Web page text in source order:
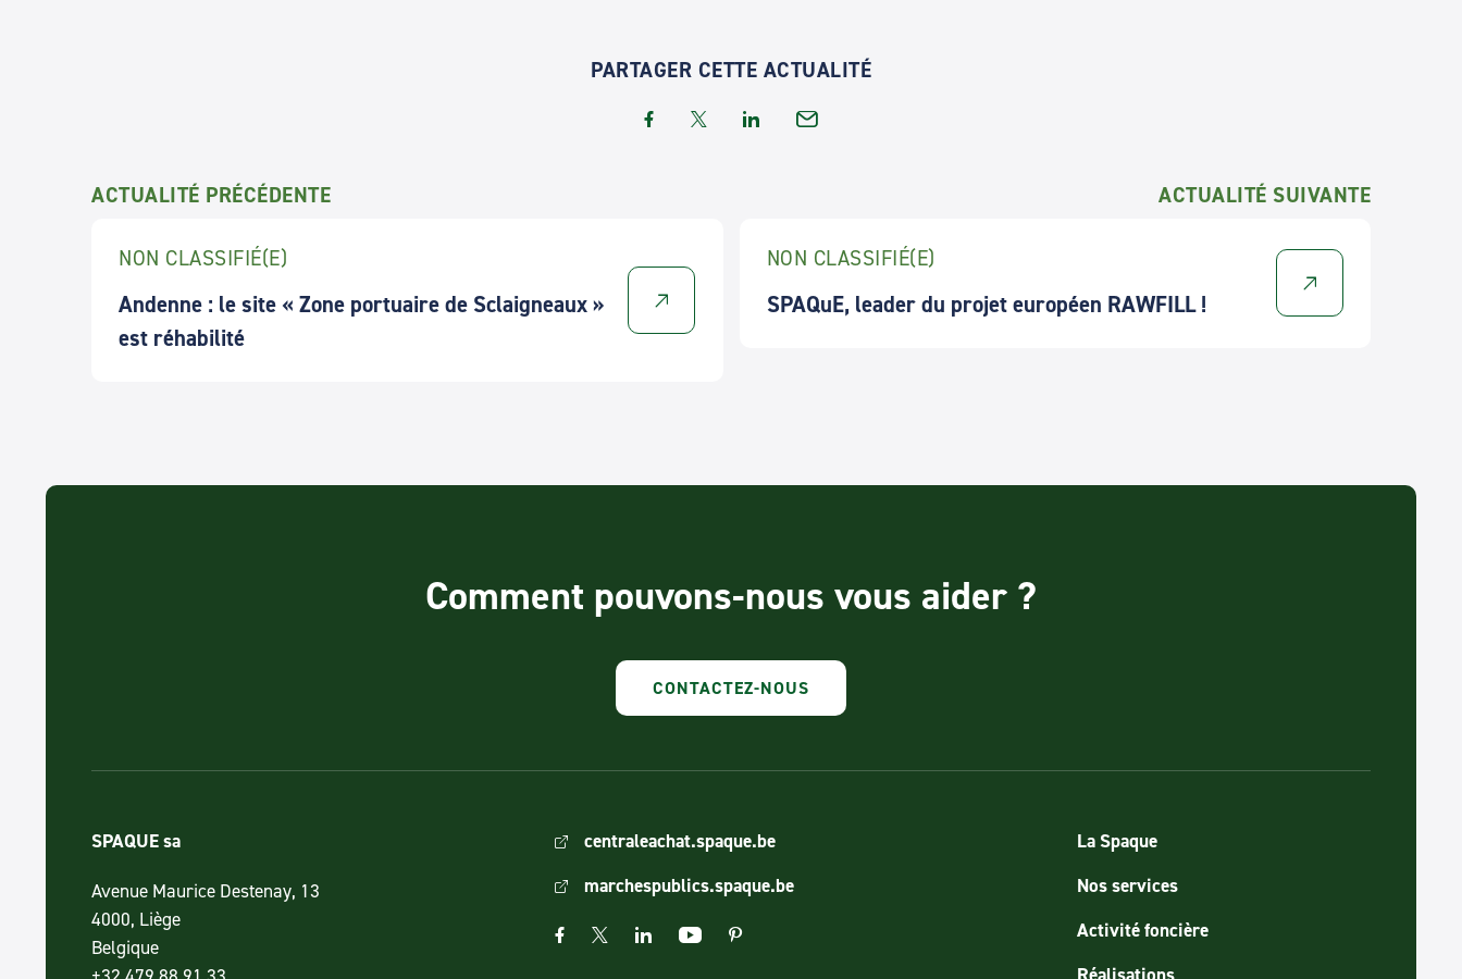
PARTAGER CETTE ACTUALITÉ
ACTUALITÉ PRÉCÉDENTE
NON CLASSIFIÉ(E)
Andenne : le site « Zone portuaire de Sclaigneaux »
est réhabilité
ACTUALITÉ SUIVANTE
NON CLASSIFIÉ(E)
SPAQuE, leader du projet européen RAWFILL !
Comment pouvons-nous vous aider ?
CONTACTEZ-NOUS
SPAQUE sa
Avenue Maurice Destenay, 13
4000, Liège
Belgique
centraleachat.spaque.be
marchespublics.spaque.be
La Spaque
Nos services
Activité foncière
Réalisations